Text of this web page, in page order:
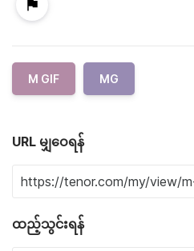
M GIF MG
URL မျှဝေရန်
ထည့်သွင်းရန်